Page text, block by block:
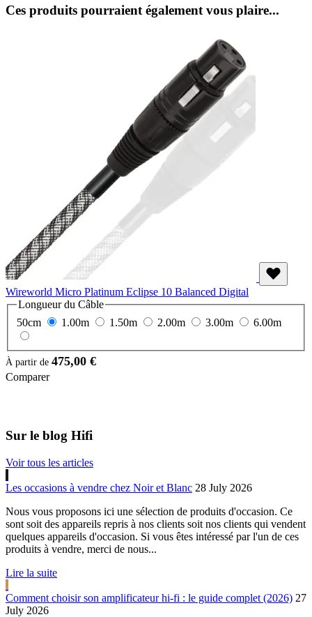
Ces produits pourraient également vous plaire...
Wireworld Micro Platinum Eclipse 10 Balanced Digital
Longueur du Câble
50cm
1.00m 1.50m 2.00m 3.00m 6.00m
À partir de 475,00 €
Comparer
Sur le blog Hifi
Voir tous les articles
Les occasions à vendre chez Noir et Blanc 28 July 2026
Nous vous proposons ici une sélection de produits d'occasion. Ce
sont soit des appareils repris à nos clients soit nos clients qui vendent
quelques appareils d'occasion. Si vous êtes intéressé par l'un de ces
produits à vendre, merci de nous...
Lire la suite
Comment choisir son amplificateur hi-fi : le guide complet (2026) 27
July 2026